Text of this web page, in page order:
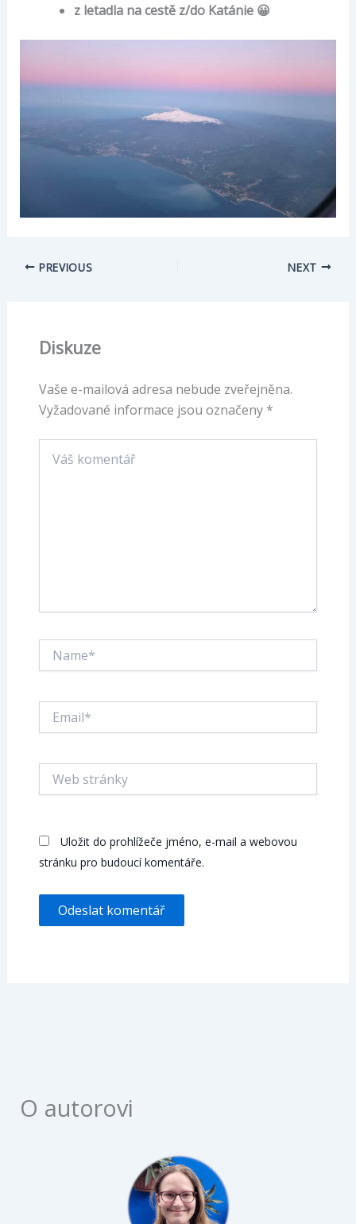
z letadla na cestě z/do Katánie 😀
PREVIOUS NEXT
Diskuze
Vaše e-mailová adresa nebude zveřejněna.
Vyžadované informace jsou označeny *
komentář
stránky
Uložit do prohlížeče jméno, e-mail a webovou
stránku pro budoucí komentáře.
O autorovi